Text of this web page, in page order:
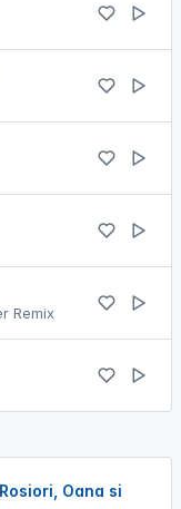
Remix
Oana si